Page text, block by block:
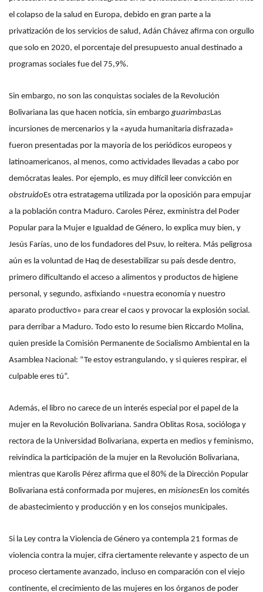
el colapso de la salud en Europa, debido en gran parte a la
privatización de los servicios de salud, Adán Chávez afirma con orgullo
que solo en 2020, el porcentaje del presupuesto anual destinado a
programas sociales fue del 75,9%.
Sin embargo, no son las conquistas sociales de la Revolución
Bolivariana las que hacen noticia, sin embargo guarimbasLas
incursiones de mercenarios y la «ayuda humanitaria disfrazada»
fueron presentadas por la mayoría de los periódicos europeos y
latinoamericanos, al menos, como actividades llevadas a cabo por
demócratas leales. Por ejemplo, es muy difícil leer convicción en
obstruidoEs otra estratagema utilizada por la oposición para empujar
a la población contra Maduro. Caroles Pérez, exministra del Poder
Popular para la Mujer e Igualdad de Género, lo explica muy bien, y
Jesús Farías, uno de los fundadores del Psuv, lo reitera. Más peligrosa
aún es la voluntad de Haq de desestabilizar su país desde dentro,
primero dificultando el acceso a alimentos y productos de higiene
personal, y segundo, asfixiando «nuestra economía y nuestro
aparato productivo» para crear el caos y provocar la explosión social.
para derribar a Maduro. Todo esto lo resume bien Riccardo Molina,
quien preside la Comisión Permanente de Socialismo Ambiental en la
Asamblea Nacional: “Te estoy estrangulando, y si quieres respirar, el
culpable eres tú”.
Además, el libro no carece de un interés especial por el papel de la
mujer en la Revolución Bolivariana. Sandra Oblitas Rosa, socióloga y
rectora de la Universidad Bolivariana, experta en medios y feminismo,
reivindica la participación de la mujer en la Revolución Bolivariana,
mientras que Karolis Pérez afirma que el 80% de la Dirección Popular
Bolivariana está conformada por mujeres, en misionesEn los comités
de abastecimiento y producción y en los consejos municipales.
Si la Ley contra la Violencia de Género ya contempla 21 formas de
violencia contra la mujer, cifra ciertamente relevante y aspecto de un
proceso ciertamente avanzado, incluso en comparación con el viejo
continente, el crecimiento de las mujeres en los órganos de poder